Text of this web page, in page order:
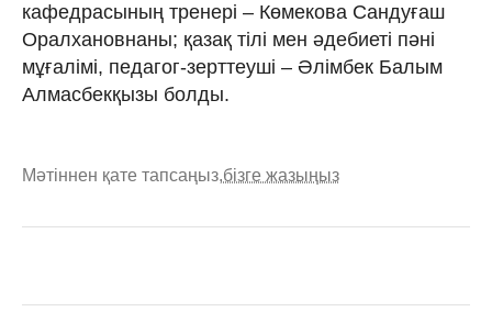
кафедрасының тренері – Көмекова Сандуғаш
Оралхановнаны; қазақ тілі мен әдебиеті пәні
мұғалімі, педагог-зерттеуші – Әлімбек Балым
Алмасбекқызы болды.
Мәтіннен қате тапсаңыз,бізге жазыңыз